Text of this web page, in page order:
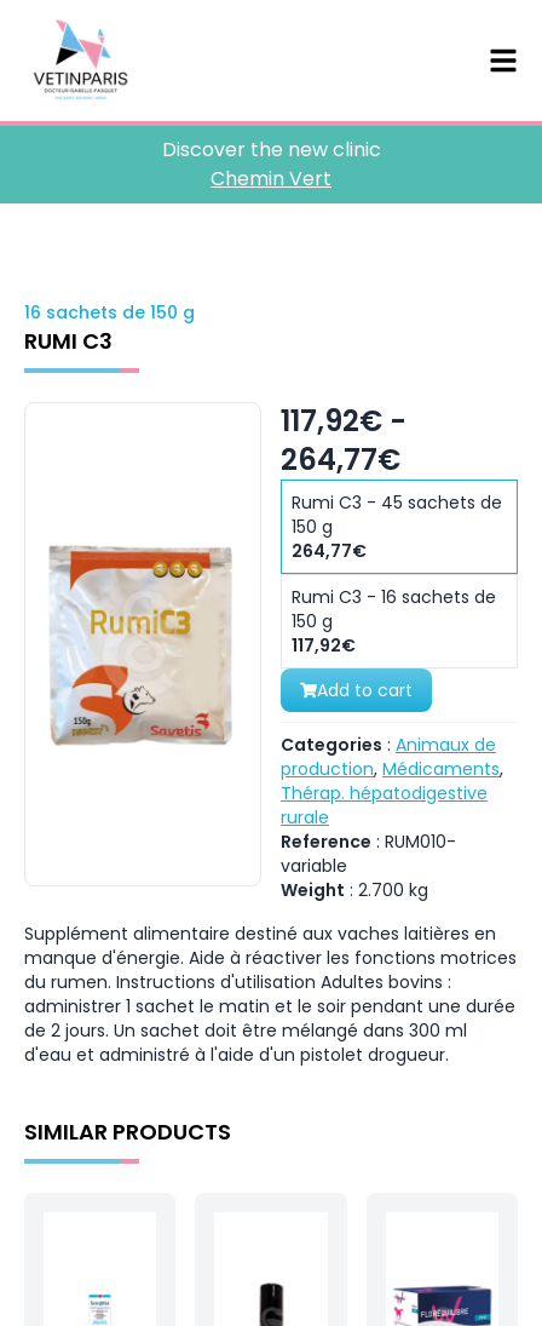
Discover the new clinic
Chemin Vert
16 sachets de 150 g
RUMI C3
117,92€ -
264,77€
Rumi C3 - 45 sachets de
150 g
264,77€
Rumi C3 - 16 sachets de
150 g
117,92€
Add to cart
Categories : Animaux de
production, Médicaments,
Thérap. hépatodigestive
rurale
Reference : RUM010-
variable
Weight : 2.700 kg
Supplément alimentaire destiné aux vaches laitières en
manque d'énergie. Aide à réactiver les fonctions motrices
du rumen. Instructions d'utilisation Adultes bovins :
administrer 1 sachet le matin et le soir pendant une durée
de 2 jours. Un sachet doit être mélangé dans 300 ml
d'eau et administré à l'aide d'un pistolet drogueur.
SIMILAR PRODUCTS